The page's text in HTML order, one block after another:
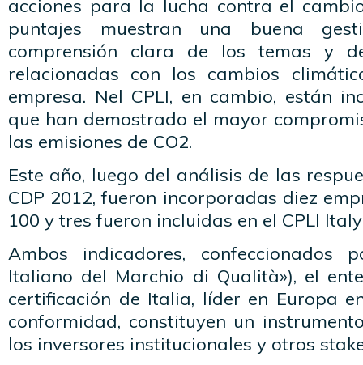
acciones para la lucha contra el
puntajes muestran una buena
comprensión clara de los temas y
relacionadas con los cambios
empresa. Nel CPLI, en cambio, están
que han demostrado el mayor
las emisiones de CO2.
Este año, luego del análisis de las
CDP 2012, fueron incorporadas diez
100 y tres fueron incluidas en el CPLI
Ambos indicadores, confeccionados
Italiano del Marchio di Qualità»), el
certificación de Italia, líder en Europa
conformidad, constituyen un
los inversores institucionales y otros